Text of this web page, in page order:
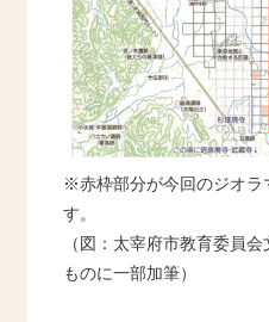
※赤枠部分が今回のジオラ
す。
（図：太宰府市教育委員
ものに一部加筆）